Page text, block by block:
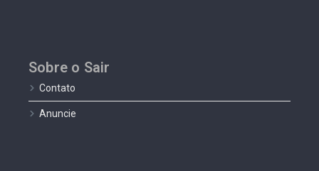
Sobre o Sair
Contato
Anuncie